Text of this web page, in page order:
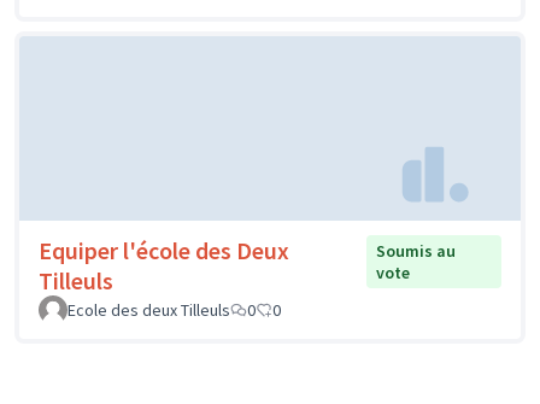
Equiper l'école des Deux
Tilleuls
Soumis au
vote
Ecole des deux Tilleuls
0 0